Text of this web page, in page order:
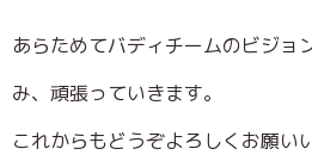
あらためてバディチームのビジョ
み、頑張っていきます。
これからもどうぞよろしくお願い